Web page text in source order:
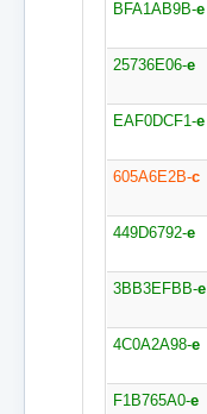
BFA1AB9B-e
25736E06-e
EAF0DCF1-e
605A6E2B-c
449D6792-e
3BB3EFBB-e
4C0A2A98-e
F1B765A0-e